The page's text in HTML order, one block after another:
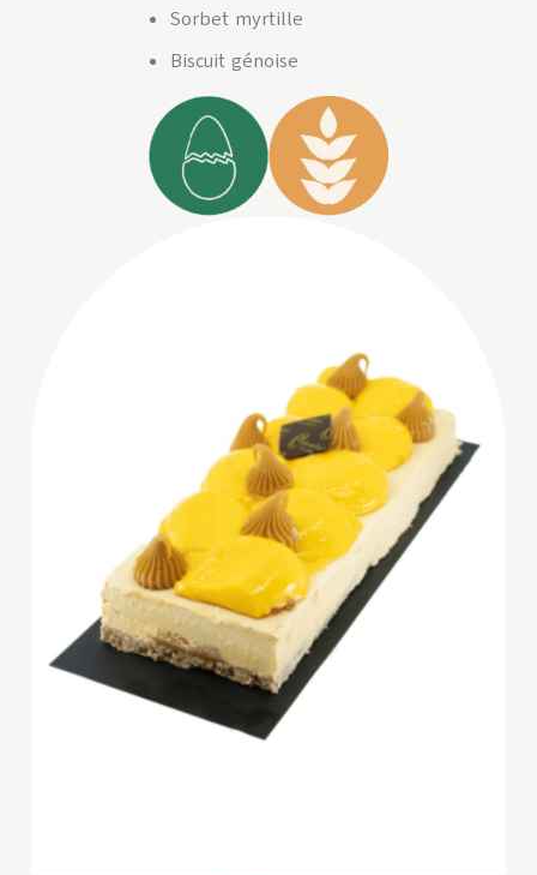
Sorbet myrtille
Biscuit génoise